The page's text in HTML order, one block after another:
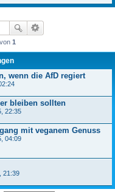
von 1
wenn die AfD regiert
bleiben sollten
22:35
mit veganem Genuss
04:09
21:39